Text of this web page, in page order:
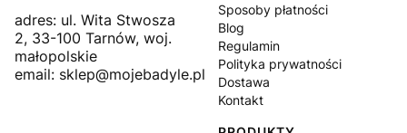
adres: ul. Wita Stwosza
2, 33-100 Tarnów, woj.
małopolskie
email: sklep@mojebadyle.pl
Sposoby płatności
Blog
Regulamin
Polityka prywatności
Dostawa
Kontakt